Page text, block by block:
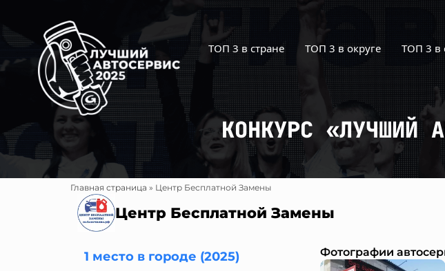
содержимому
ТОП 3 в стране
ТОП 3 в округе ТОП 3 в
КОНКУРС «ЛУЧШИЙ
Главная страница » Центр Бесплатной Замены
Центр Бесплатной Замены
1 место в городе (2025) Фотографии